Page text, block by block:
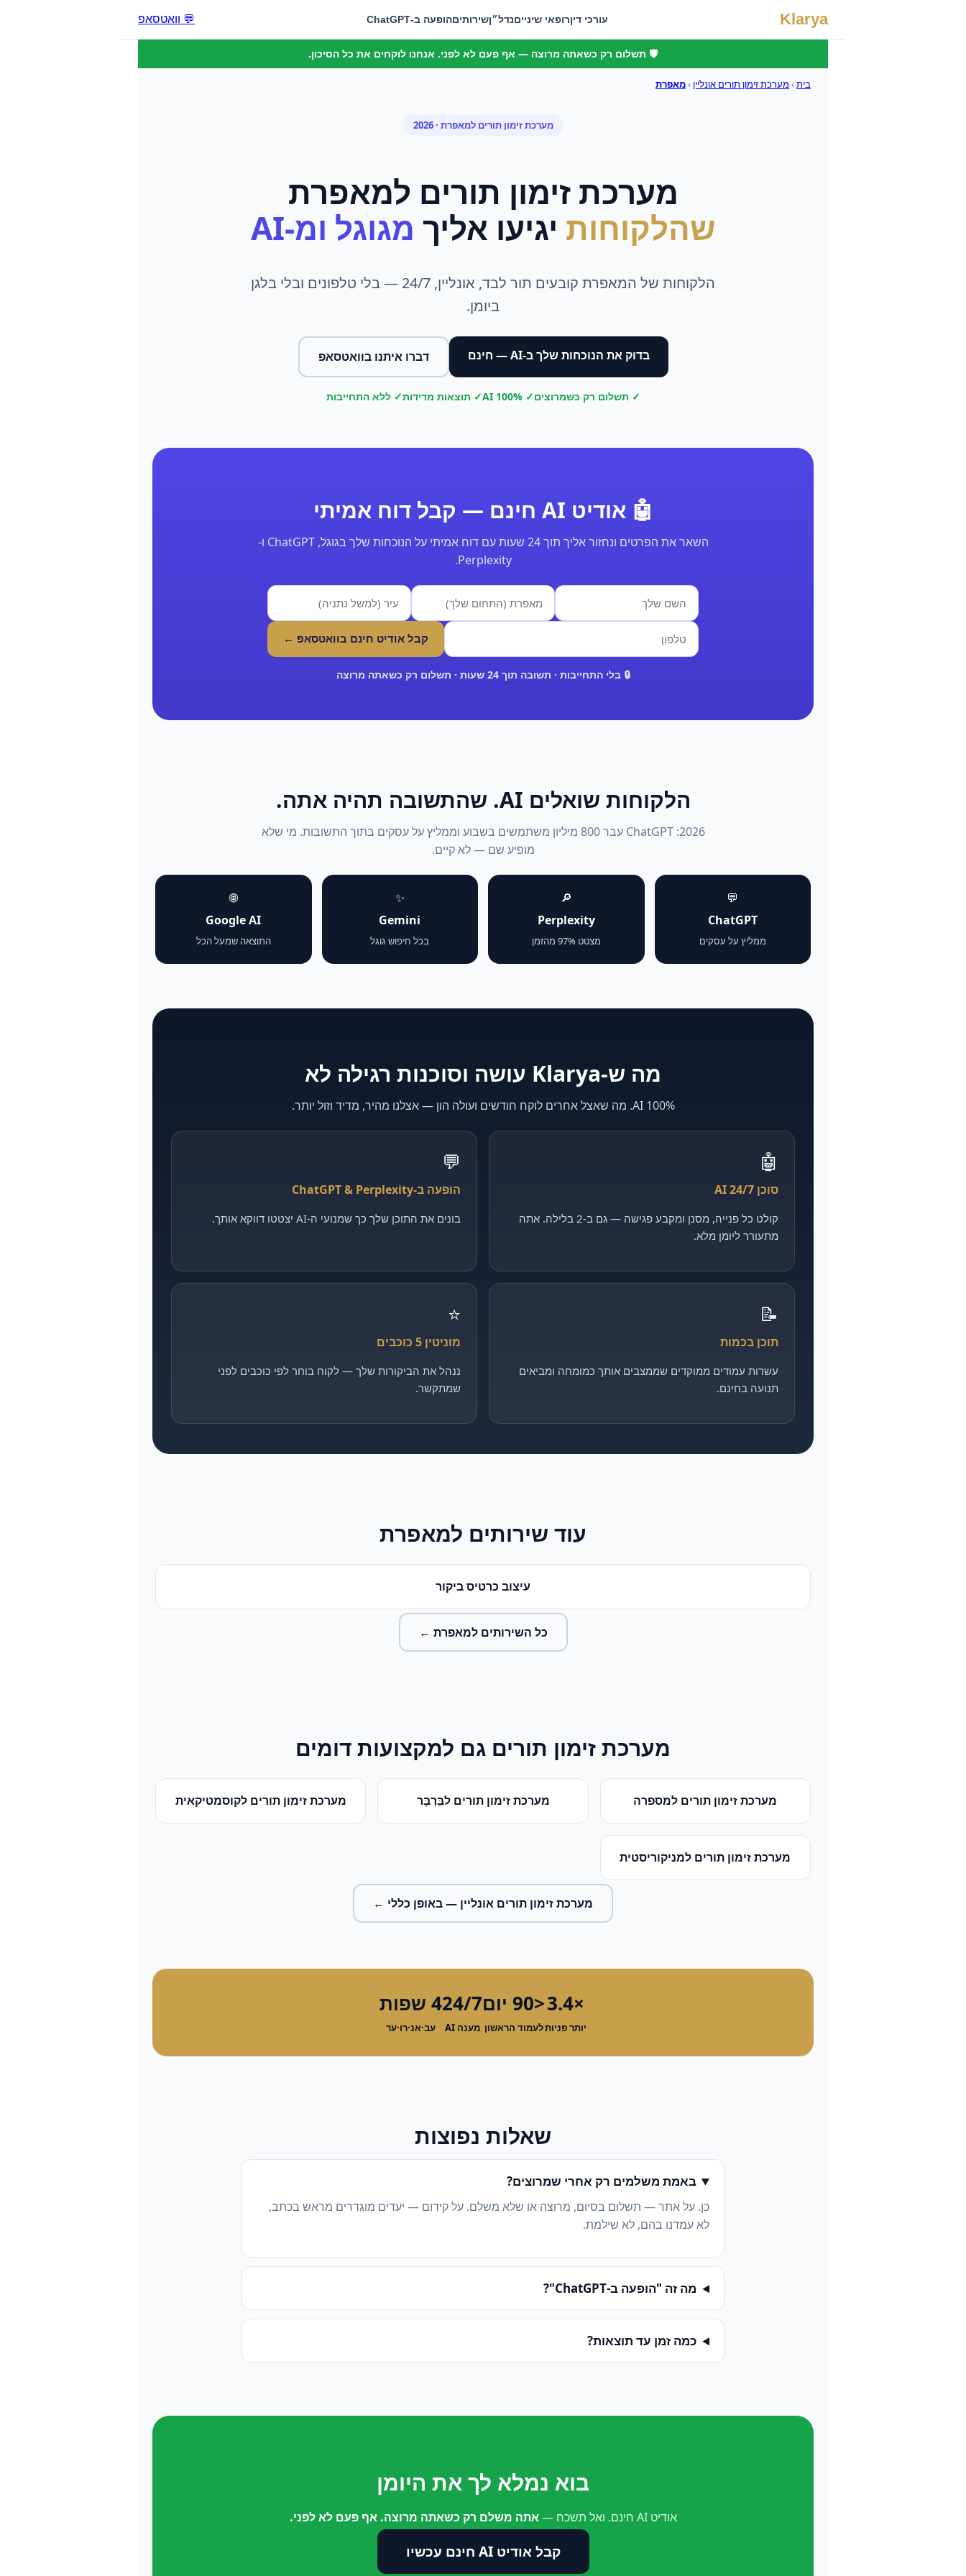
Klarya עורכי דיןרופאי שינייםנדל״ןשירותיםהופעה ב-ChatGPT 💬 וואטסאפ
🛡️ תשלום רק כשאתה מרוצה — אף פעם לא לפני. אנחנו לוקחים את כל הסיכון.
בית› מערכת זימון תורים אונליין ›מאפרת
מערכת זימון תורים למאפרת · 2026
מערכת זימון תורים למאפרת
שהלקוחות יגיעו אליך מגוגל ומ-AI
הלקוחות של המאפרת קובעים תור לבד, אונליין, 24/7 — בלי טלפונים ובלי בלגן
ביומן.
בדוק את הנוכחות שלך ב-AI — חינם דברו איתנו בוואטסאפ
✓ תשלום רק כשמרוצים✓ 100% AI ✓ תוצאות מדידות✓ ללא התחייבות
🤖 אודיט AI חינם — קבל דוח אמיתי
השאר את הפרטים ונחזור אליך תוך 24 שעות עם דוח אמיתי על הנוכחות שלך בגוגל, ChatGPT ו-
Perplexity.
קבל אודיט חינם בוואטסאפ ←
🔒 בלי התחייבות · תשובה תוך 24 שעות · תשלום רק כשאתה מרוצה
הלקוחות שואלים AI. שהתשובה תהיה אתה.
2026: ChatGPT עבר 800 מיליון משתמשים בשבוע וממליץ על עסקים בתוך התשובות. מי שלא
מופיע שם — לא קיים.
💬
ChatGPT
ממליץ על עסקים
🔎
Perplexity
מצטט 97% מהזמן
✨
Gemini
בכל חיפוש גוגל
🌐
Google AI
התוצאה שמעל הכל
מה ש-Klarya עושה וסוכנות רגילה לא
100% AI. מה שאצל אחרים לוקח חודשים ועולה הון — אצלנו מהיר, מדיד וזול יותר.
🤖
סוכן AI 24/7
קולט כל פנייה, מסנן ומקבע פגישה — גם ב-2 בלילה. אתה
מתעורר ליומן מלא.
💬
הופעה ב-ChatGPT & Perplexity
בונים את התוכן שלך כך שמנועי ה-AI יצטטו דווקא אותך.
📝
תוכן בכמות
עשרות עמודים ממוקדים שממצבים אותך כמומחה ומביאים
תנועה בחינם.
⭐
מוניטין 5 כוכבים
ננהל את הביקורות שלך — לקוח בוחר לפי כוכבים לפני
שמתקשר.
עוד שירותים למאפרת
עיצוב כרטיס ביקור
כל השירותים למאפרת ←
מערכת זימון תורים גם למקצועות דומים
מערכת זימון תורים למספרה מערכת זימון תורים לבַּרְבֶּר מערכת זימון תורים לקוסמטיקאית
מערכת זימון תורים למניקוריסטית
מערכת זימון תורים אונליין — באופן כללי ←
×3.4
יותר פניות
<90 יום
לעמוד הראשון
24/7
מענה AI
4 שפות
עב·אנ·רו·ער
שאלות נפוצות
באמת משלמים רק אחרי שמרוצים?
כן. על אתר — תשלום בסיום, מרוצה או שלא משלם. על קידום — יעדים מוגדרים מראש בכתב,
לא עמדנו בהם, לא שילמת.
מה זה "הופעה ב-ChatGPT"?
כמה זמן עד תוצאות?
בוא נמלא לך את היומן
אודיט AI חינם. ואל תשכח — אתה משלם רק כשאתה מרוצה. אף פעם לא לפני.
קבל אודיט AI חינם עכשיו